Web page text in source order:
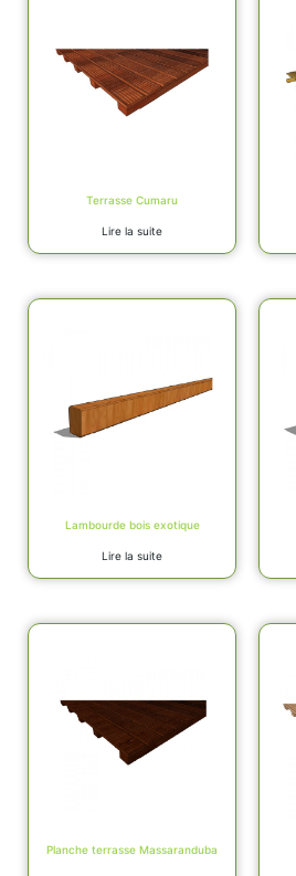
Terrasse Cumaru
Lire la suite
Lambourde bois exotique
Lire la suite
Planche terrasse Massaranduba